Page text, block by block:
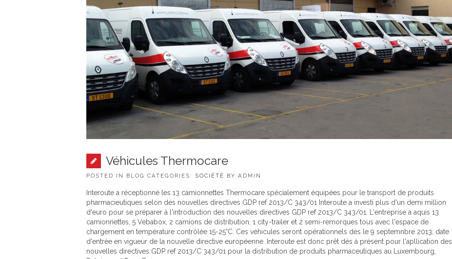
Véhicules Thermocare
POSTED IN BLOG CATEGORIES: SOCIÉTÉ BY ADMIN
Interoute a réceptionné les 13 camionnettes Thermocare spécialement équipées pour le transport de produits
pharmacieutiques selon des nouvelles directives GDP ref 2013/C 343/01 Interoute a investi plus d'un demi million
d'euro pour se préparer à l'introduction des nouvelles directives GDP ref 2013/C 343/01. L'entreprise a aquis 13
camionnettes, 5 Vebabox, 2 camions de distribution, 1 city-trailer et 2 semi-remorques tous avec l'espace de
chargement en température contrôlée 15-25°C. Ces véhicules seront opérationnels dès le 9 septemnbre 2013, date
d'entrée en vigueur de la nouvelle directive européenne. Interoute est donc prêt dès à présent pour l'apllication des
nouvelles directives GDP ref 2013/C 343/01 pour la distribution de produits pharmaceutiques au Luxembourg,